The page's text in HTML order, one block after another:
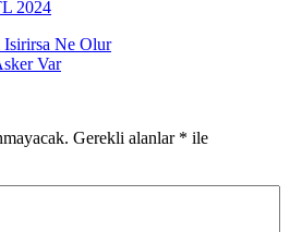
2024
Ne Olur
Var
Gerekli alanlar * ile